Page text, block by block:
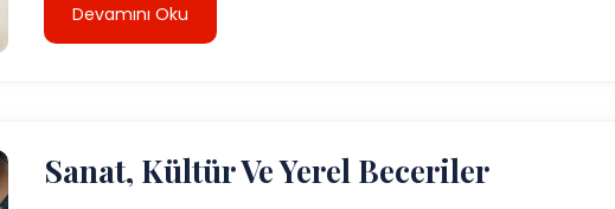
Devamını Oku
Sanat, Kültür Ve Yerel Beceriler